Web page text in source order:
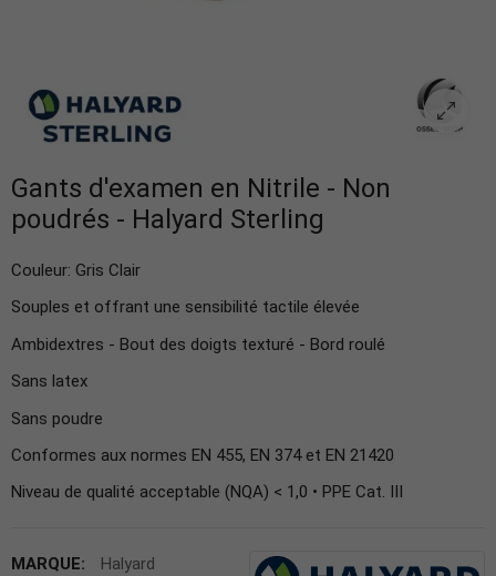
Gants d'examen en Nitrile - Non
poudrés - Halyard Sterling
Couleur: Gris Clair
Souples et offrant une sensibilité tactile élevée
Ambidextres - Bout des doigts texturé - Bord roulé
Sans latex
Sans poudre
Conformes aux normes EN 455, EN 374 et EN 21420
Niveau de qualité acceptable (NQA) < 1,0 • PPE Cat. III
MARQUE:
Halyard